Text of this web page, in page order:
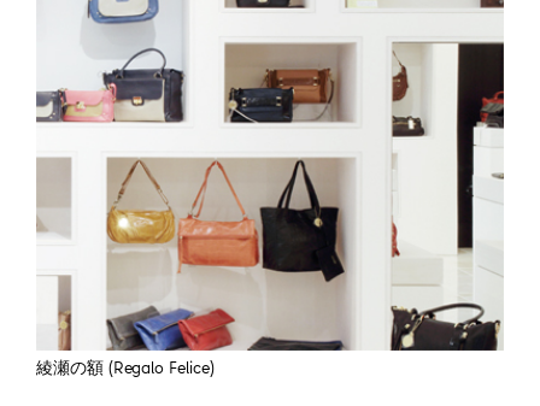
綾瀬の額 (Regalo Felice)